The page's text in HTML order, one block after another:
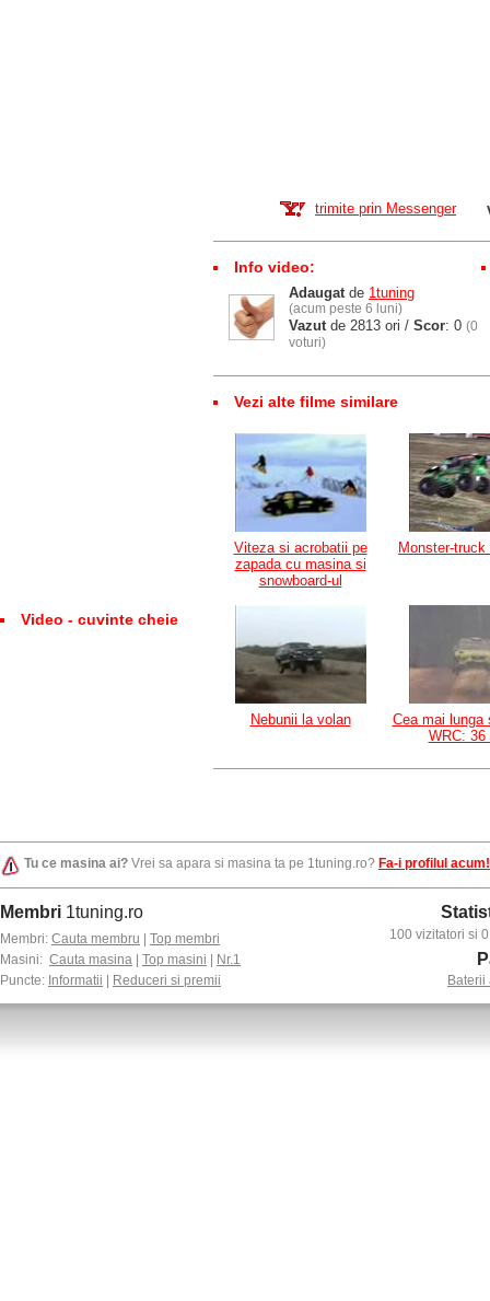
Video - cuvinte cheie
trimite prin Messenger
Info video:
Adaugatde 1tuning
(acum peste 6 luni)
Vazutde 2813 ori / Scor: 0 (0
voturi)
Vezi alte filme similare
Viteza si acrobatii pe
zapada cu masina si
snowboard-ul
Monster-
Nebunii la volan
Cea mai lunga
WRC: 36
Tu ce masina ai? Vrei sa apara si masina ta pe 1tuning.ro? Fa-i profilul acum!
Membri 1tuning.ro
Membri: Cauta membru
Top membri
Masini: Cauta masina Top masini
Nr.1
Puncte: Informatii Reduceri si premii
100 vizitatori si